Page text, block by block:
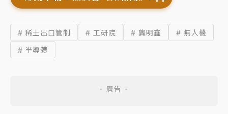
# 稀土出口管制 # 工研院 # 龔明鑫
# 無人機
# 半導體